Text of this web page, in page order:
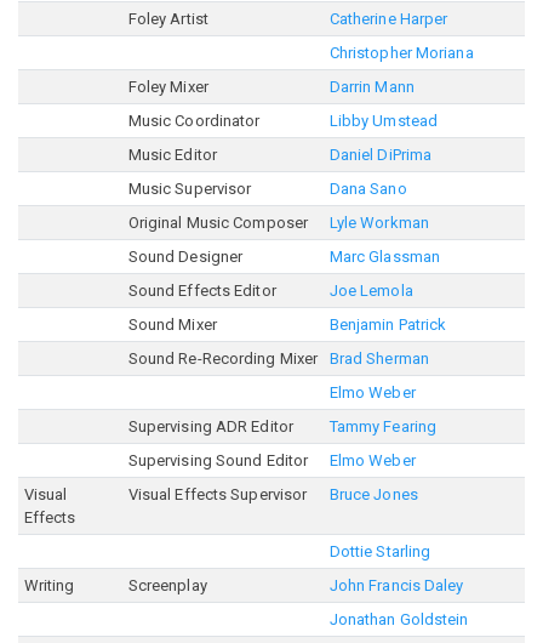
Foley Artist
Catherine Harper
Christopher Moriana
Foley Mixer
Darrin Mann
Music Coordinator
Libby Umstead
Music Editor
Daniel DiPrima
Music Supervisor
Dana Sano
Original Music Composer
Lyle Workman
Sound Designer
Marc Glassman
Sound Effects Editor
Joe Lemola
Sound Mixer
Benjamin Patrick
Sound Re-Recording Mixer
Brad Sherman
Elmo Weber
Supervising ADR Editor
Tammy Fearing
Supervising Sound Editor
Elmo Weber
Visual
Effects
Visual Effects Supervisor Bruce Jones
Dottie Starling
Writing
Screenplay
John Francis Daley
Jonathan Goldstein